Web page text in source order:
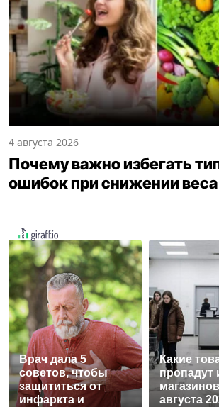
4 августа 2026
Почему важно избегать
ошибок при снижении веса
Врач дала 5
советов, чтобы
защититься от
инфаркта и
Какие
пропадут
августа